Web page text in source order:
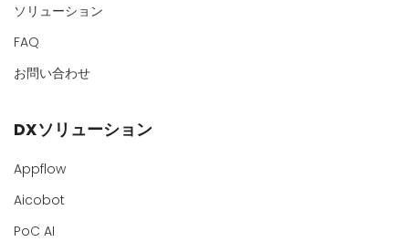
ソリューション
FAQ
お問い合わせ
DXソリューション
Appflow
Aicobot
PoC AI